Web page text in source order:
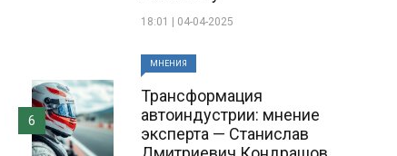
18:01 | 04-04-2025
МНЕНИЯ
Трансформация
автоиндустрии: мнение
эксперта — Станислав
6